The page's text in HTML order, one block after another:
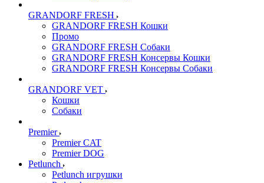
GRANDORF FRESH
GRANDORF FRESH Кошки
Промо
GRANDORF FRESH Собаки
GRANDORF FRESH Консервы Кошки
GRANDORF FRESH Консервы Собаки
GRANDORF VET
Кошки
Собаки
Premier
Premier CAT
Premier DOG
Petlunch
Petlunch игрушки